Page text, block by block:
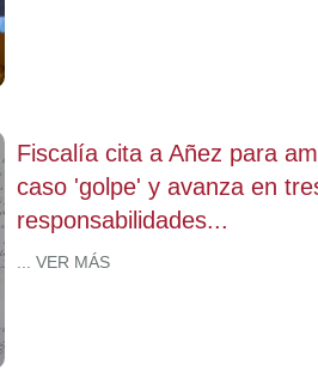
Fiscalía cita a Añez para
caso 'golpe' y avanza en
responsabilidades...
... VER MÁS